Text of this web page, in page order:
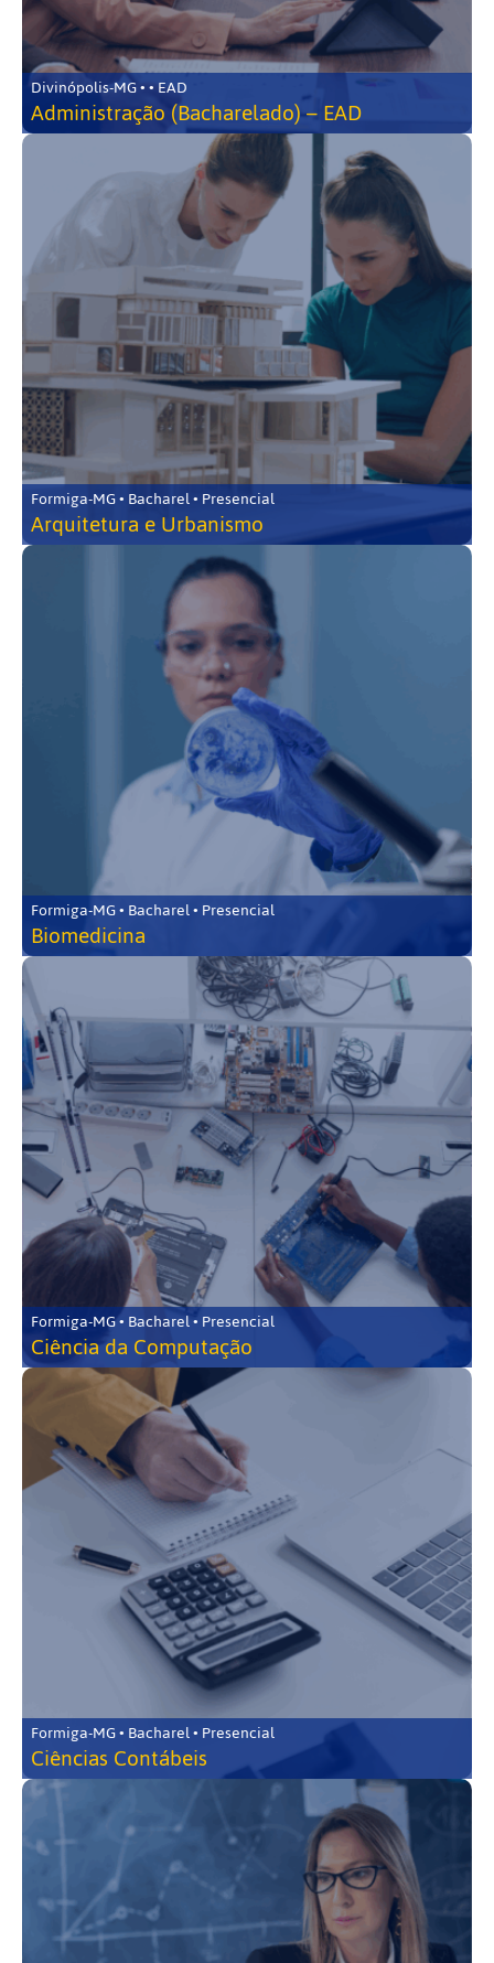
Divinópolis-MG • • EAD
Administração (Bacharelado) – EAD
Formiga-MG • Bacharel • Presencial
Arquitetura e Urbanismo
Formiga-MG • Bacharel • Presencial
Biomedicina
Formiga-MG • Bacharel • Presencial
Ciência da Computação
Formiga-MG • Bacharel • Presencial
Ciências Contábeis